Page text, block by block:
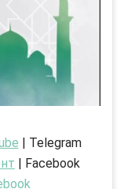
| Telegram
| Facebook